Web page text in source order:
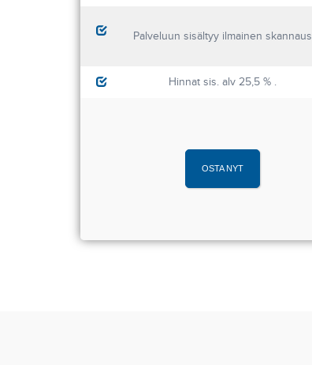
Palveluun sisältyy ilmainen skannaus
Hinnat sis. alv 25,5 % .
OSTA NYT